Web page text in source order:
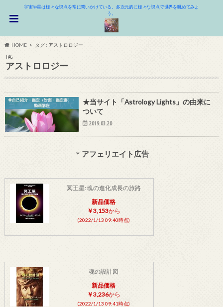
宇宙や星は様々な視点を常に問いかけている。多次元的に様々な視点で世界を眺めてみよ
う。
HOME タグ : アストロロジー
TAG
アストロロジー
❖自己紹介・鑑定（対面・鑑定書）・
動画講座
★当サイト「Astrology Lights」の由来に
ついて
2019.03.20
＊ アフェリエイト広告
冥王星: 魂の進化成長の旅路
新品価格
￥3,153から
(2022/1/13 09:40時点)
魂の設計図
新品価格
￥3,236から
(2022/1/13 09:41時点)